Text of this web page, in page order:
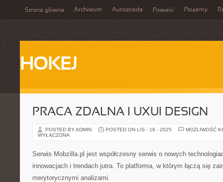
Strona główna Archiwum Autostrada Powieść Psujemy
HOKEJ
PRACA ZDALNA I UXUI DESIGN
POSTED BY ADMIN POSTED ON LIS - 16 - 2025
MOŻLIWOŚĆ
WYŁĄCZONA
Serwis Mobzilla.pl jest współczesny serwis o nowych
innowacjach i trendach jutra. To platforma, w którym łączą się
merytorycznymi analizami.